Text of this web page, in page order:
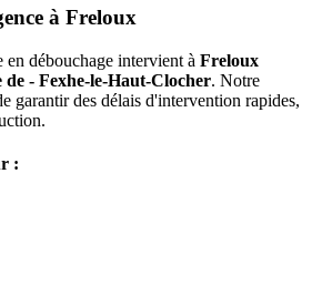
à Freloux
en débouchage intervient à Freloux
de - Fexhe-le-Haut-Clocher. Notre
garantir des délais d'intervention rapides,
: